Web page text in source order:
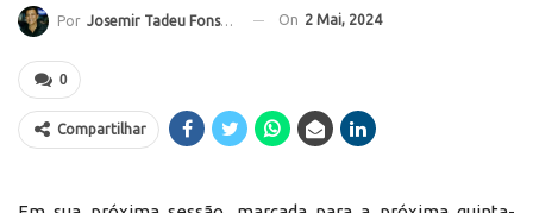
Por Josemir Tadeu Fonseca On 2 Mai, 2024
0
Compartilhar